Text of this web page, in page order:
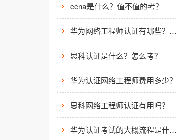
ccna是什么？值不值的考？
华为网络工程师认证有哪些？值不值得考？
思科认证是什么？怎么考？
华为认证网络工程师费用多少？
思科网络工程师认证有用吗？
华为认证考试的大概流程是什么样的？